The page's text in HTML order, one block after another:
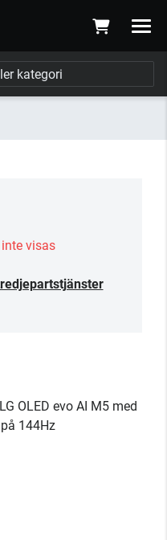
visas
OLED evo AI M5 med
144Hz